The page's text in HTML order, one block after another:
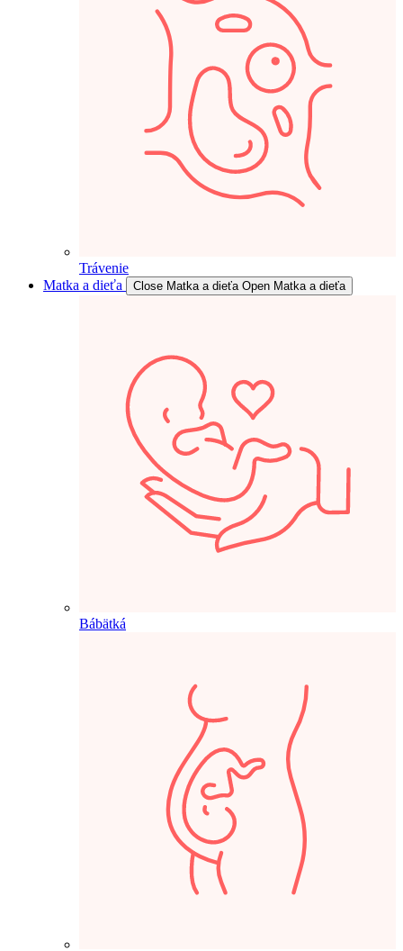
Trávenie
Matka a dieťa
Close Matka a dieťa Open Matka a dieťa
Bábätká